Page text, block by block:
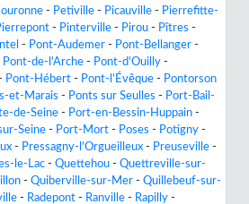
- Petiville - Picauville - Pierrefitte-
- Pinterville - Pirou - Pîtres -
- Pont-Audemer - Pont-Bellanger -
Pont-de-l'Arche - Pont-d'Ouilly -
Pont-Hébert - Pont-l'Évêque - Pontorson
et-Marais - Ponts sur Seulles - Port-Bail-
de-Seine - Port-en-Bessin-Huppain -
Seine - Port-Mort - Poses - Potigny -
- Pressagny-l'Orgueilleux - Preuseville -
le-Lac - Quettehou - Quettreville-sur-
- Quiberville-sur-Mer - Quillebeuf-sur-
- Radepont - Ranville - Rapilly -